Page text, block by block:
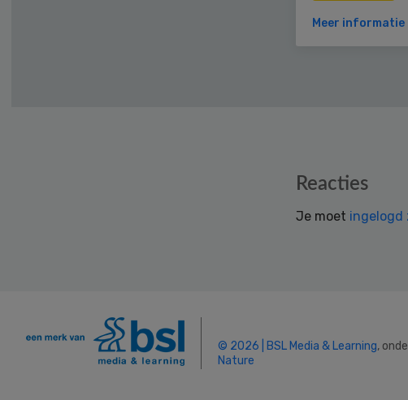
Meer informatie
Reacties
Je moet ingelogd
© 2026 | BSL Media & Learning,
Nature